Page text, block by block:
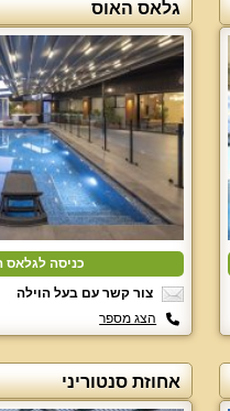
גלאס האוס
כניסה לגלאס
צור קשר עם בעל הוילה
הצג מספר
אחוזת סנטוריני